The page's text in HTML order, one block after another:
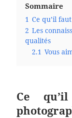
Sommaire
1 Ce qu’il
2 Les
qualités
2.1 Vous
Ce